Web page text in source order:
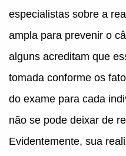
especialistas sobre a
ampla para prevenir o
alguns acreditam que
tomada conforme os
do exame para cada
não se pode deixar de
Evidentemente, sua